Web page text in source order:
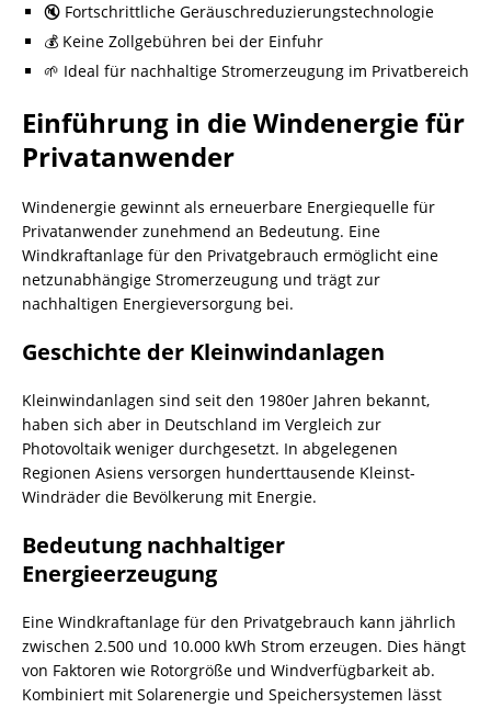
🔇 Fortschrittliche Geräuschreduzierungstechnologie
💰 Keine Zollgebühren bei der Einfuhr
🌱 Ideal für nachhaltige Stromerzeugung im Privatbereich
Einführung in die Windenergie für
Privatanwender
Windenergie gewinnt als erneuerbare Energiequelle für
Privatanwender zunehmend an Bedeutung. Eine
Windkraftanlage für den Privatgebrauch ermöglicht eine
netzunabhängige Stromerzeugung und trägt zur
nachhaltigen Energieversorgung bei.
Geschichte der Kleinwindanlagen
Kleinwindanlagen sind seit den 1980er Jahren bekannt,
haben sich aber in Deutschland im Vergleich zur
Photovoltaik weniger durchgesetzt. In abgelegenen
Regionen Asiens versorgen hunderttausende Kleinst-
Windräder die Bevölkerung mit Energie.
Bedeutung nachhaltiger
Energieerzeugung
Eine Windkraftanlage für den Privatgebrauch kann jährlich
zwischen 2.500 und 10.000 kWh Strom erzeugen. Dies hängt
von Faktoren wie Rotorgröße und Windverfügbarkeit ab.
Kombiniert mit Solarenergie und Speichersystemen lässt